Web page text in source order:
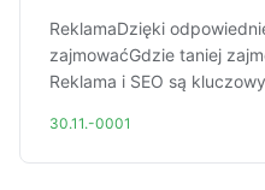
ReklamaDzięki
zajmowaćGdzie taniej
Reklama i SEO są
30.11.-0001